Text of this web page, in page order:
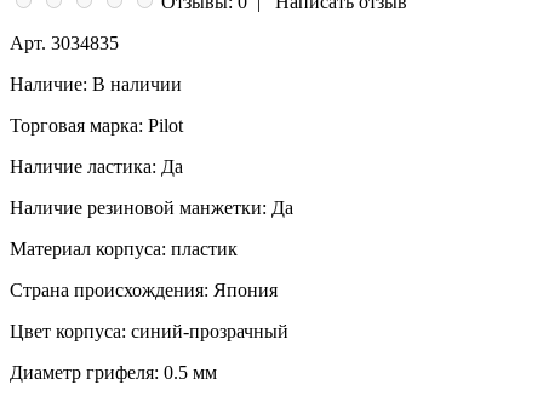
Арт. 3034835
Наличие: В наличии
Торговая марка: Pilot
Наличие ластика: Да
Наличие резиновой манжетки: Да
Материал корпуса: пластик
Страна происхождения: Япония
Цвет корпуса: синий-прозрачный
Диаметр грифеля: 0.5 мм